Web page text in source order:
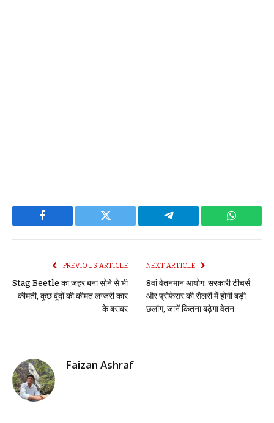
Facebook Twitter Telegram
PREVIOUS ARTICLE
Stag Beetle का जहर बना सोने से भी
कीमती, कुछ बूंदों की कीमत लग्जरी कार
के बराबर
NEXT ARTICLE
8वां वेतनमान आयोग: सरकारी टीचर्स
और प्रोफेसर की सैलरी में होगी बड़ी
छलांग, जानें कितना बढ़ेगा वेतन
Faizan Ashraf